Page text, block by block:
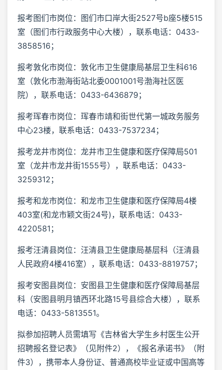
报考图们市岗位：图们市口岸大街2527号b座5楼515
室（图们市行政服务中心大楼），联系电话：0433-
3858516；
报考敦化市岗位：敦化市卫生健康局基层卫生科616
室（敦化市渤海街站北委0001001号渤海社区医
院），联系电话：0433-6436879；
报考珲春市岗位：珲春市靖和街世代第一城政务服务
中心23楼，联系电话：0433-7537234；
报考龙井市岗位：龙井市卫生健康和医疗保障局501
室（龙井市龙井街1555号），联系电话：0433-
3259312；
报考和龙市岗位：和龙市卫生健康和医疗保障局4楼
403室(和龙市颖文街24号)，联系电话：0433-
4220581；
报考汪清县岗位：汪清县卫生健康局基层科（汪清县
人民政府4楼416室），联系电话：0433-8819757；
报考安图县岗位：安图县卫生健康和医疗保障局基层
科（安图县明月镇西环北路15号县综合大楼），联系
电话：0433-5813551。
拟参加招聘人员需填写《吉林省大学生乡村医生公开
招聘报名登记表》（见附件2），《报名承诺书》（附
件3），携带本人身份证、普通高校毕业证或中国高等